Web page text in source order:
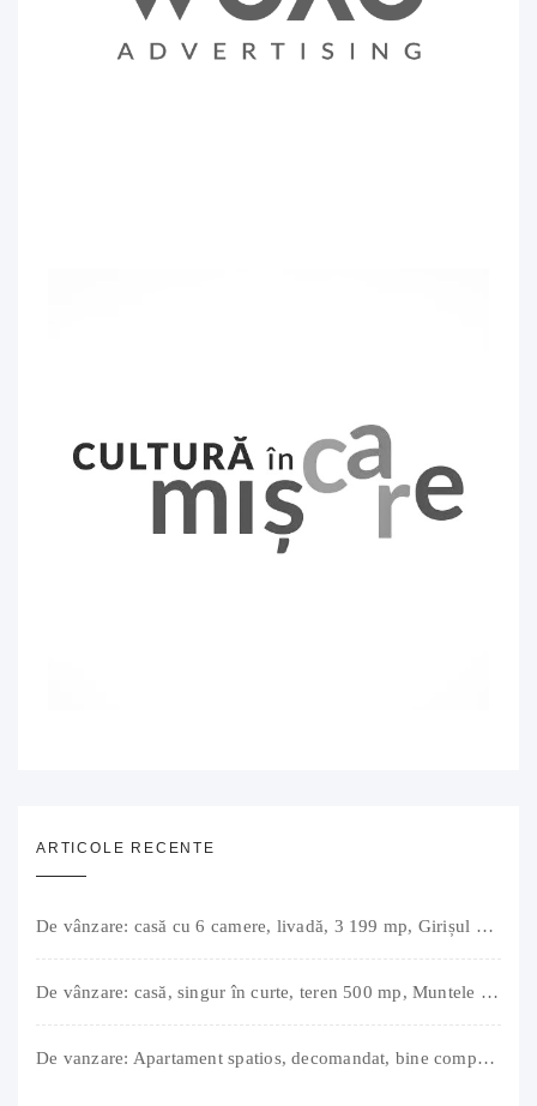
ARTICOLE RECENTE
De vânzare: casă cu 6 camere, livadă, 3 199 mp, Girișul Negru, Bihor, 42 000 Euro. Comision 0.
De vânzare: casă, singur în curte, teren 500 mp, Muntele Găina, Oradea. 157.000 € (negociabil). Comision 0.
De vanzare: Apartament spatios, decomandat, bine compartimentat, 3 camere, 2 bai, bucatarie, suprafață utilă de 64 mp + 3 balcoane (11 mp), strada Barierei, zona Dragos Voda Oradea. 89 500 E (neg). Comision 0